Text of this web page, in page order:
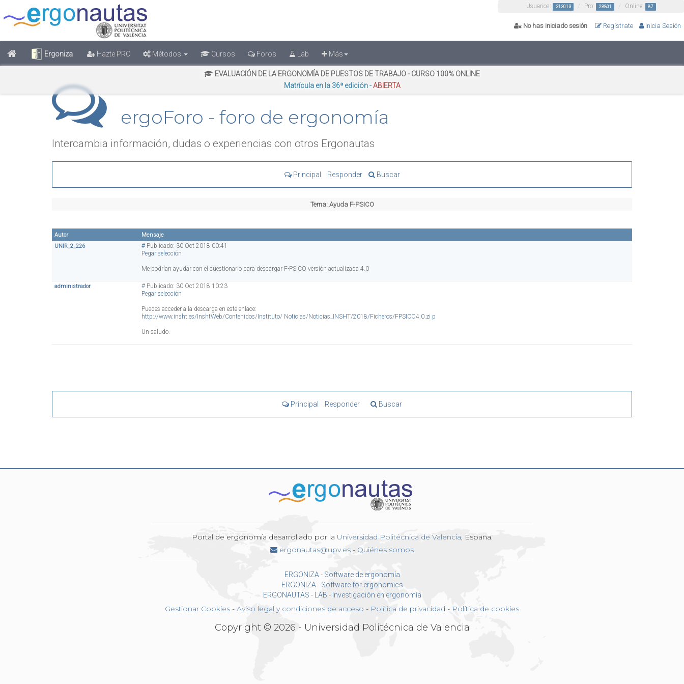
Usuarios: 313013 Pro: 28801 Online: 87
No has iniciado sesión Regístrate Inicia Sesión
Ergoniza Hazte PRO Métodos Cursos Foros Lab Más
EVALUACIÓN DE LA ERGONOMÍA DE PUESTOS DE TRABAJO - CURSO 100% ONLINE
Matrícula en la 36ª edición -ABIERTA
ergoForo - foro de ergonomía
Intercambia información, dudas o experiencias con otros Ergonautas
Principal Responder Buscar
Tema: Ayuda F-PSICO
Autor
Mensaje
UNIR_2_226
# Publicado: 30 Oct 2018 00:41
Pegar selección
Me podrían ayudar con el cuestionario para descargar F-PSICO versión actualizada 4.0
administrador # Publicado: 30 Oct 2018 10:23
Pegar selección
Puedes acceder a la descarga en este enlace:
http://www.insht.es/InshtWeb/Contenidos/Instituto/ Noticias/Noticias_INSHT/2018/Ficheros/FPSICO4.0.zi p
Un saludo.
Principal Responder Buscar
Portal de ergonomía desarrollado por la Universidad Politécnica de Valencia, España.
ergonautas@upv.es - Quiénes somos
ERGONIZA - Software de ergonomía
ERGONIZA - Software for ergonomics
ERGONAUTAS - LAB - Investigación en ergonomía
Gestionar Cookies - Aviso legal y condiciones de acceso - Política de privacidad - Política de cookies
Copyright © 2026 - Universidad Politécnica de Valencia